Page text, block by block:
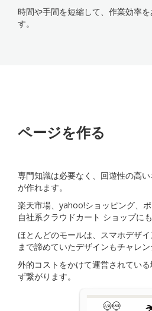
時間や手間を短縮して、作業効率
す。
ページを作る
専門知識は必要なく、回遊性の高
が作れます。
楽天市場、yahoo!ショッピング、ポ
自社系クラウドカート ショップに
ほとんどのモールは、スマホデザ
まで諦めていたデザインもチャレン
外的コストをかけて運営されてい
ず繋がります。